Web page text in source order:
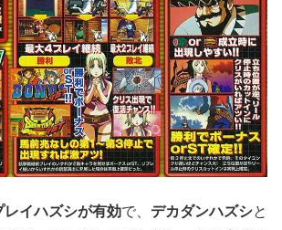
レイハズシが有効で、 デカダンハズシと